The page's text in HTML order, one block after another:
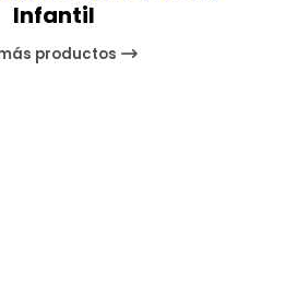
Infantil
productos